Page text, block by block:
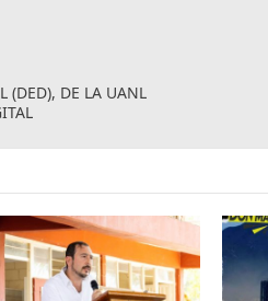
(DED), DE LA UANL